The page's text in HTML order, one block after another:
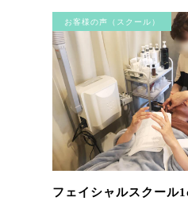
お客様の声（スクール）
フェイシャルスクール